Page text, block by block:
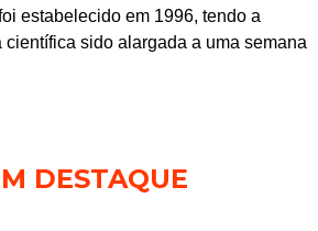
estabelecido em 1996, tendo a
sido alargada a uma semana
DESTAQUE